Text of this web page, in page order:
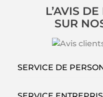
L’AVIS
SUR
SERVICE DE